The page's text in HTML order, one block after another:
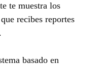
te muestra los
recibes reportes
basado en